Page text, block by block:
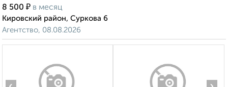
8 500 ₽ в месяц
Кировский район, Суркова 6
Агентство, 08.08.2026